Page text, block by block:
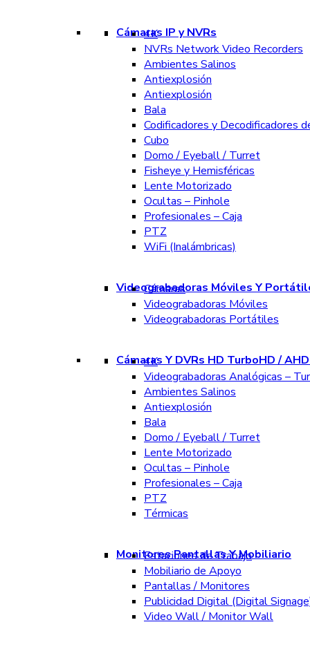
Cámaras IP y NVRs
4K
NVRs Network Video Recorders
Ambientes Salinos
Antiexplosión
Antiexplosión
Bala
Codificadores y Decodificadores
Cubo
Domo / Eyeball / Turret
Fisheye y Hemisféricas
Lente Motorizado
Ocultas – Pinhole
Profesionales – Caja
PTZ
WiFi (Inalámbricas)
Videograbadoras Móviles Y
Cámaras
Videograbadoras Móviles
Videograbadoras Portátiles
Cámaras Y DVRs HD TurboHD /
4K
Videograbadoras Analógicas –
Ambientes Salinos
Antiexplosión
Bala
Domo / Eyeball / Turret
Lente Motorizado
Ocultas – Pinhole
Profesionales – Caja
PTZ
Térmicas
Monitores Pantallas Y Mobiliario
Estaciones de Trabajo
Mobiliario de Apoyo
Pantallas / Monitores
Publicidad Digital (Digital
Video Wall / Monitor Wall